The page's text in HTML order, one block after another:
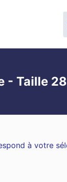
- Taille 28
à votre